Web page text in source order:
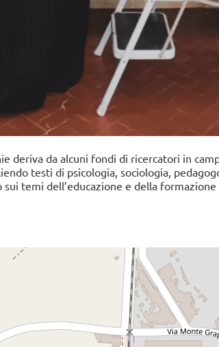
deriva da alcuni fondi di ricercatori in
testi di psicologia, sociologia,
temi dell’educazione e della